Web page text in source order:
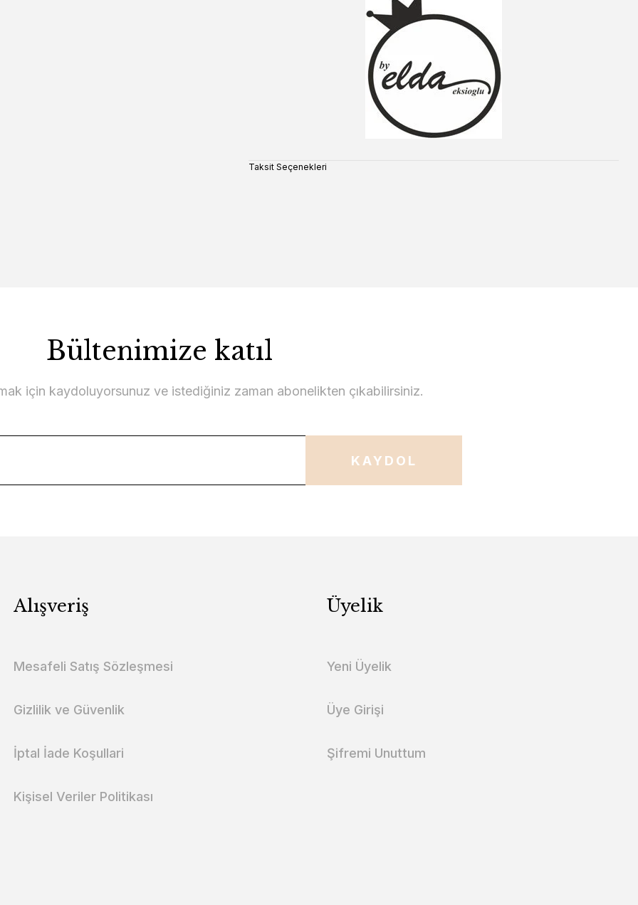
Taksit Seçenekleri
Bültenimize katıl
için kaydoluyorsunuz ve istediğiniz zaman abonelikten çıkabilirsiniz.
KAYDOL
Alışveriş
Mesafeli Satış Sözleşmesi
Gizlilik ve Güvenlik
İptal İade Koşullari
Kişisel Veriler Politikası
Üyelik
Yeni Üyelik
Üye Girişi
Şifremi Unuttum